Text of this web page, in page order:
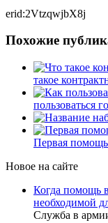
erid:2VtzqwjbX8j
Похожие
такое
пользоваться
Первая
Новое на сайте
Когда помощь
необходимой
Служба в